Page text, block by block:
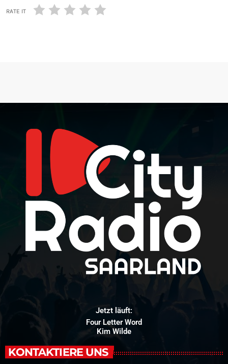
RATE IT
Jetzt läuft:
Four Letter Word
Kim Wilde
KONTAKTIERE UNS